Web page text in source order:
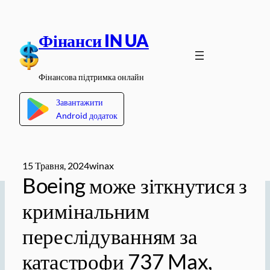
вмісту
Фінанси IN UA
Фінансова підтримка онлайн
Завантажити
Android додаток
15 Травня, 2024winax
Boeing може зіткнутися з
кримінальним
переслідуванням за
катастрофи 737 Max,